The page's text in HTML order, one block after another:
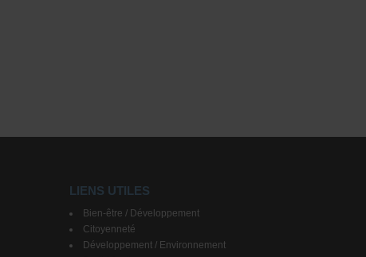
LIENS UTILES
Bien-être / Développement
Citoyenneté
Développement / Environnement